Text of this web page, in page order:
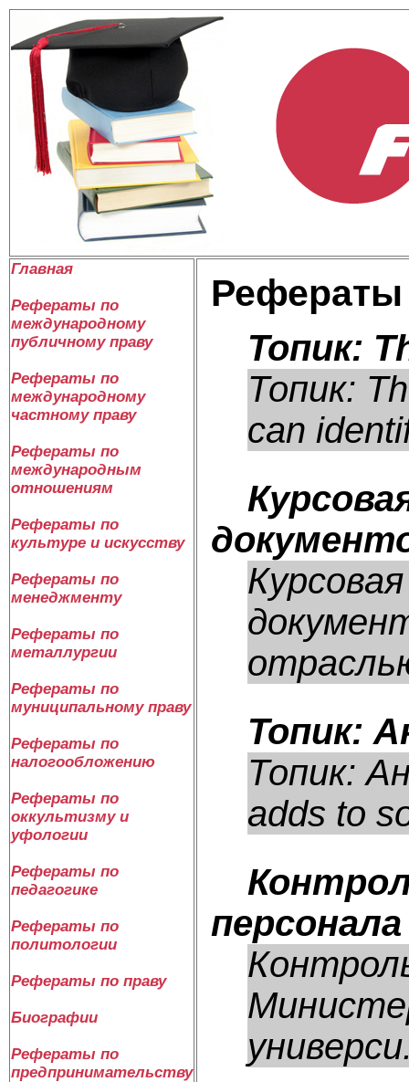
Главная
Рефераты по
международному
публичному праву
Рефераты по
международному
частному праву
Рефераты по
международным
отношениям
Рефераты по
культуре и искусству
Рефераты по
менеджменту
Рефераты по
металлургии
Рефераты по
муниципальному праву
Рефераты по
налогообложению
Рефераты по
оккультизму и
уфологии
Рефераты по
педагогике
Рефераты по
политологии
Рефераты по праву
Биографии
Рефераты по
предпринимательству
Топик:
Топик:
can
Топик:
Топик:
adds to
персонала